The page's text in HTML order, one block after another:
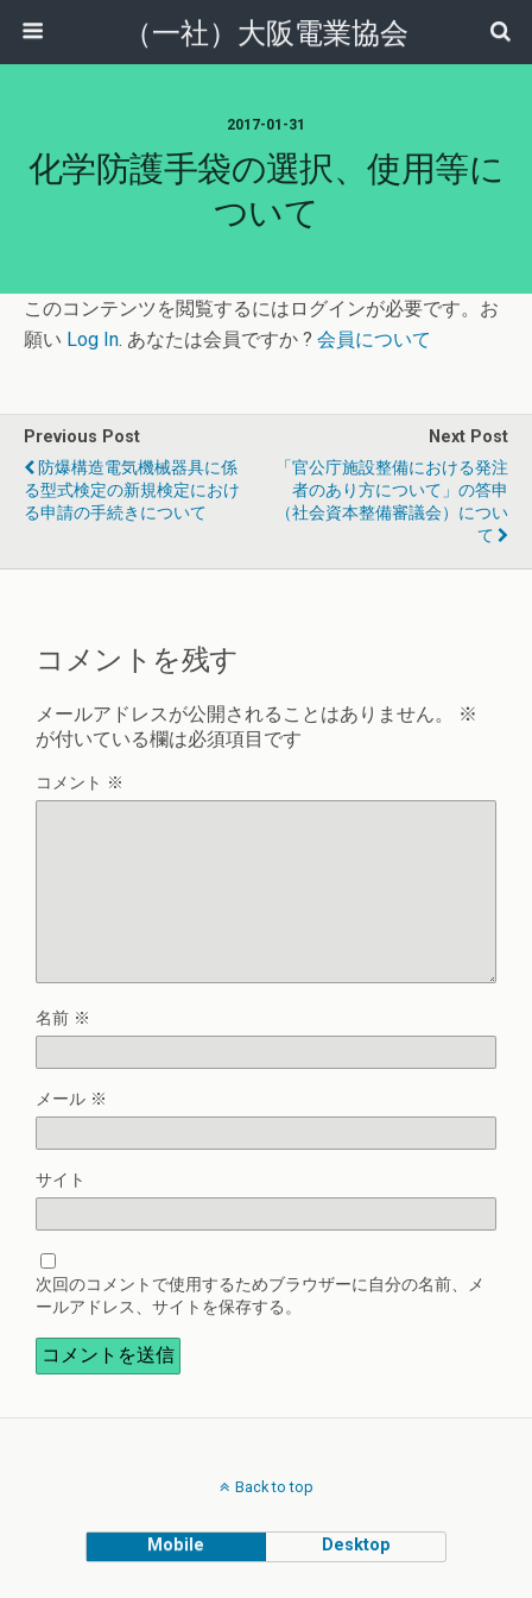
（一社）大阪電業協会
2017-01-31
化学防護手袋の選択、使用等に
ついて
このコンテンツを閲覧するにはログインが必要です。お
願い Log In. あなたは会員ですか ? 会員について
Previous Post
防爆構造電気機械器具に係
る型式検定の新規検定におけ
る申請の手続きについて
Next Post
「官公庁施設整備における発注
者のあり方について」の答申
（社会資本整備審議会）につい
て
コメントを残す
メールアドレスが公開されることはありません。
※
が付いている欄は必須項目です
コメント ※
名前 ※
メール ※
サイト
次回のコメントで使用するためブラウザーに自分の名前、メ
ールアドレス、サイトを保存する。
Back to top
Mobile Desktop